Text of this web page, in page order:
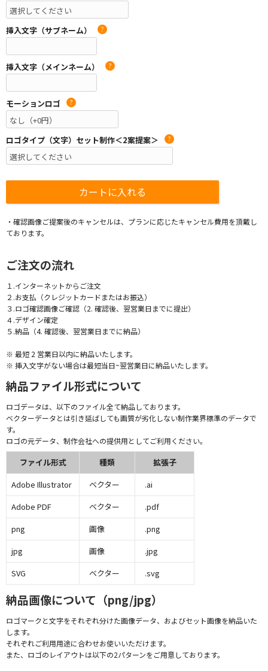
挿入文字（サブネーム） ?
挿入文字（メインネーム） ?
モーションロゴ ?
ロゴタイプ（文字）セット制作＜2案提案＞ ?
・確認画像ご提案後のキャンセルは、プランに応じたキャンセル費用を頂戴し
ております。
ご注文の流れ
１.インターネットからご注文
２.お支払（クレジットカードまたはお振込）
３.ロゴ確認画像ご確認（2. 確認後、翌営業日までに提出）
４.デザイン確定
５.納品（4. 確認後、翌営業日までに納品）
※ 最短 2 営業日以内に納品いたします。
※ 挿入文字がない場合は最短当日~翌営業日に納品いたします。
納品ファイル形式について
ロゴデータは、以下のファイル全て納品しております。
ベクターデータとは引き延ばしても画質が劣化しない制作業界標準のデータで
す。
ロゴの元データ、制作会社への提供用としてご利用ください。
ファイル形式 種類
拡張子
Adobe Illustrator
ベクター
.ai
Adobe PDF
ベクター
.pdf
png
画像
.png
jpg
画像
.jpg
SVG
ベクター .svg
納品画像について（png/jpg）
ロゴマークと文字をそれぞれ分けた画像データ、およびセット画像を納品いた
します。
それぞれご利用用途に合わせお使いいただけます。
また、ロゴのレイアウトは以下の2パターンをご用意しております。